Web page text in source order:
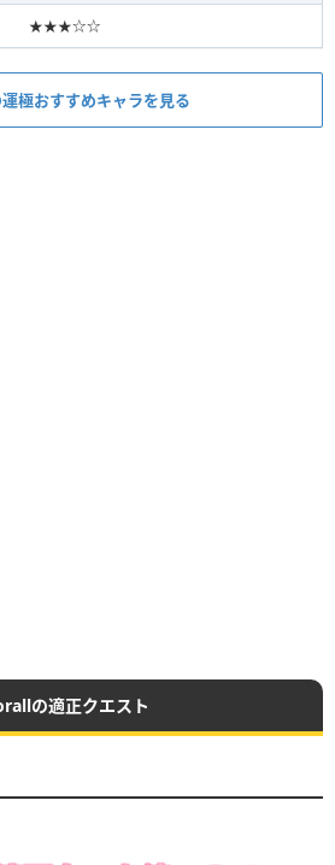
★★★☆☆
極おすすめキャラを見る
の適正クエスト